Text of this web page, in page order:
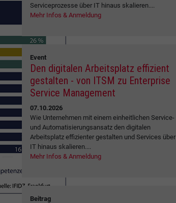
Serviceprozesse über IT hinaus skalieren....
Mehr Infos & Anmeldung
Event
Den digitalen Arbeitsplatz effizient
gestalten - von ITSM zu Enterprise
Service Management
07.10.2026
Wie Unternehmen mit einem einheitlichen Service-
und Automatisierungsansatz den digitalen
Arbeitsplatz effizienter gestalten und Services über
IT hinaus skalieren....
Mehr Infos & Anmeldung
Beitrag